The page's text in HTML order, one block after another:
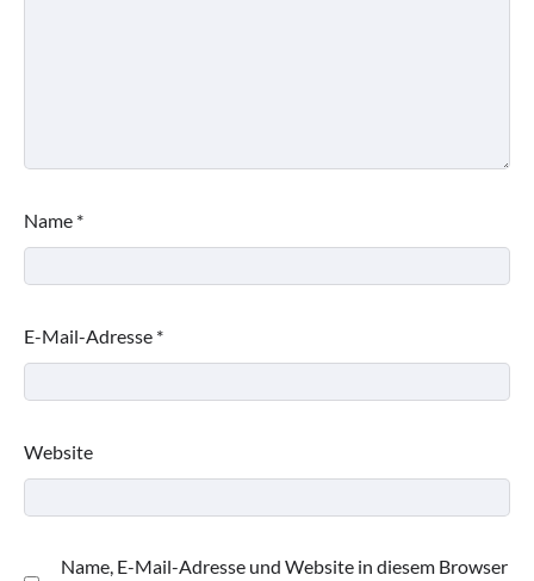
Name *
E-Mail-Adresse *
Website
Name, E-Mail-Adresse und Website in diesem Browser